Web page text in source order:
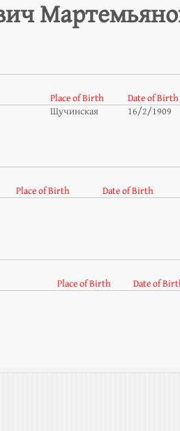
Place of Birth Date of Birth
Щучинская 16/2/1909
Place of Birth Date of Birth
Place of Birth Date of